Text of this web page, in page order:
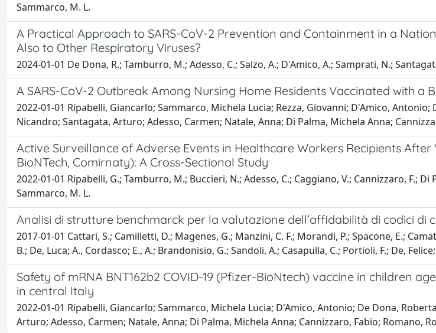
Sammarco, M. L.
A Practical Approach to SARS-CoV-2 Prevention and Containment in a
Also to Other Respiratory Viruses?
2024-01-01 De Dona, R.; Tamburro, M.; Adesso, C.; Salzo, A.; D'Amico, A.; Samprati, N.;
A SARS-CoV-2 Outbreak Among Nursing Home Residents Vaccinated with a
2022-01-01 Ripabelli, Giancarlo; Sammarco, Michela Lucia; Rezza, Giovanni; D'Amico,
Nicandro; Santagata, Arturo; Adesso, Carmen; Natale, Anna; Di Palma, Michela Anna;
Active Surveillance of Adverse Events in Healthcare Workers Recipients After
BioNTech, Comirnaty): A Cross-Sectional Study
2022-01-01 Ripabelli, G.; Tamburro, M.; Buccieri, N.; Adesso, C.; Caggiano, V.; Cannizzaro, F.;
Sammarco, M. L.
Analisi di strutture benchmarck per la valutazione dell’affidabilità di codici di
2017-01-01 Cattari, S.; Camilletti, D.; Magenes, G.; Manzini, C. F.; Morandi, P.; Spacone, E.;
B.; De, Luca; A., Cordasco; E., A.; Brandonisio, G.; Sandoli, A.; Casapulla, C.; Portioli, F.; De,
Safety of mRNA BNT162b2 COVID-19 (Pfizer-BioNtech) vaccine in children
in central Italy
2022-01-01 Ripabelli, Giancarlo; Sammarco, Michela Lucia; D'Amico, Antonio; De Dona,
Arturo; Adesso, Carmen; Natale, Anna; Di Palma, Michela Anna; Cannizzaro, Fabio; Romano,